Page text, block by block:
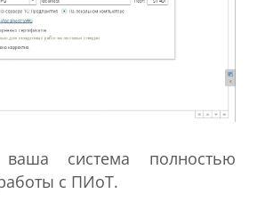
ваша система полностью
с ПИоТ.